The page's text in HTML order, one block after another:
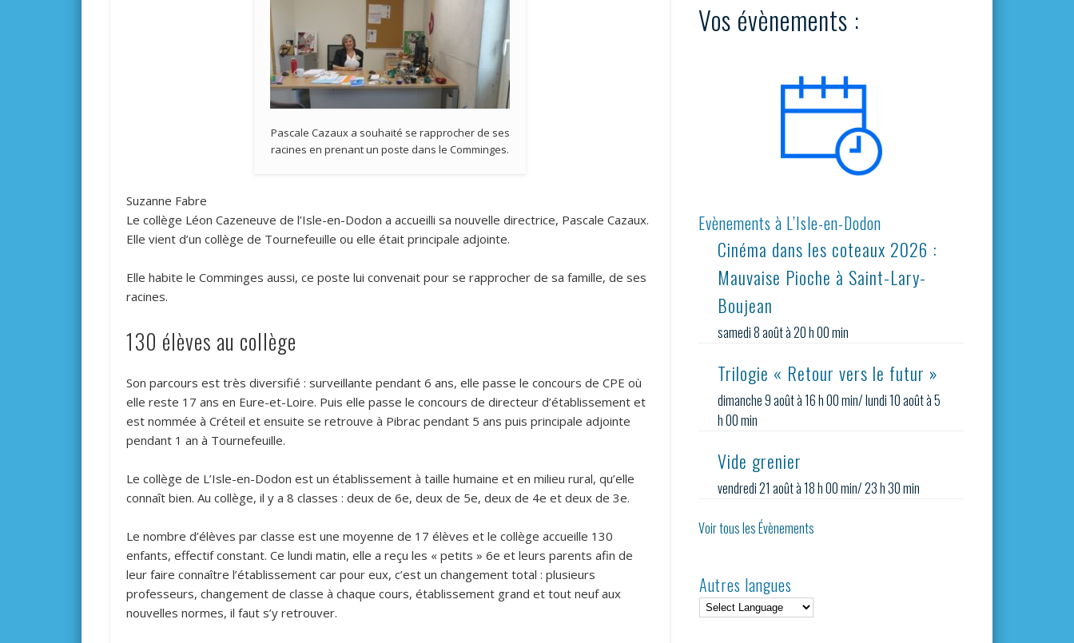
Pascale Cazaux a souhaité se rapprocher de ses
racines en prenant un poste dans le Comminges.
Suzanne Fabre
Le collège Léon Cazeneuve de l’Isle-en-Dodon a accueilli sa nouvelle directrice, Pascale Cazaux.
Elle vient d’un collège de Tournefeuille ou elle était principale adjointe.
Elle habite le Comminges aussi, ce poste lui convenait pour se rapprocher de sa famille, de ses
racines.
130 élèves au collège
Son parcours est très diversifié : surveillante pendant 6 ans, elle passe le concours de CPE où
elle reste 17 ans en Eure-et-Loire. Puis elle passe le concours de directeur d’établissement et
est nommée à Créteil et ensuite se retrouve à Pibrac pendant 5 ans puis principale adjointe
pendant 1 an à Tournefeuille.
Le collège de L’Isle-en-Dodon est un établissement à taille humaine et en milieu rural, qu’elle
connaît bien. Au collège, il y a 8 classes : deux de 6e, deux de 5e, deux de 4e et deux de 3e.
Le nombre d’élèves par classe est une moyenne de 17 élèves et le collège accueille 130
enfants, effectif constant. Ce lundi matin, elle a reçu les « petits » 6e et leurs parents afin de
leur faire connaître l’établissement car pour eux, c’est un changement total : plusieurs
professeurs, changement de classe à chaque cours, établissement grand et tout neuf aux
nouvelles normes, il faut s’y retrouver.
Vos évènements :
Evènements à L’Isle-en-Dodon
Cinéma dans les coteaux 2026 :
Mauvaise Pioche à Saint-Lary-
Boujean
samedi 8 août à 20 h 00 min
Trilogie « Retour vers le futur »
dimanche 9 août à 16 h 00 min/lundi 10 août à 5
h 00 min
Vide grenier
vendredi 21 août à 18 h 00 min/23 h 30 min
Voir tous les Évènements
Autres langues